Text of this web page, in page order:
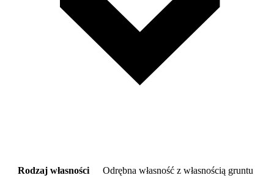
Rodzaj własności Odrębna własność z własnością gruntu